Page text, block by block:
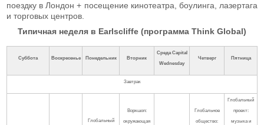
поездку в Лондон + посещение кинотеатра, боулинга, лазертага
и торговых центров.
Типичная неделя в Earlscliffe (программа Think Global)
Суббота Воскресенье Понедельник Вторник
Среда Capital
Wednesday
Четверг Пятница
Завтрак
Глобальный
Воркшоп:
окружающая
Глобальное
общество:
Глобальный
проект:
музыка и